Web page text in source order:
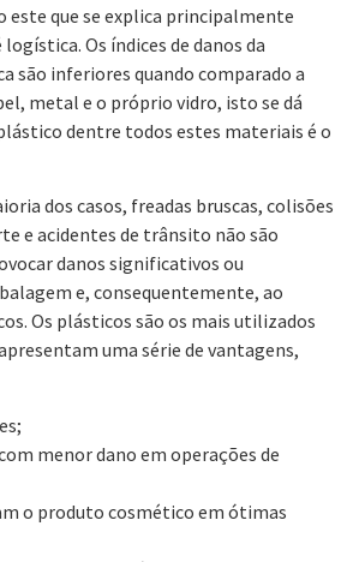
este que se explica principalmente
Os índices de danos da
são inferiores quando comparado a
metal e o próprio vidro, isto se dá
dentre todos estes materiais é o
dos casos, freadas bruscas, colisões
e acidentes de trânsito não são
danos significativos ou
e, consequentemente, ao
Os plásticos são os mais utilizados
uma série de vantagens,
menor dano em operações de
o produto cosmético em ótimas